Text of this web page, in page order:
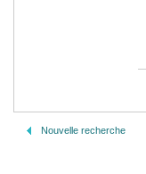
Nouvelle recherche